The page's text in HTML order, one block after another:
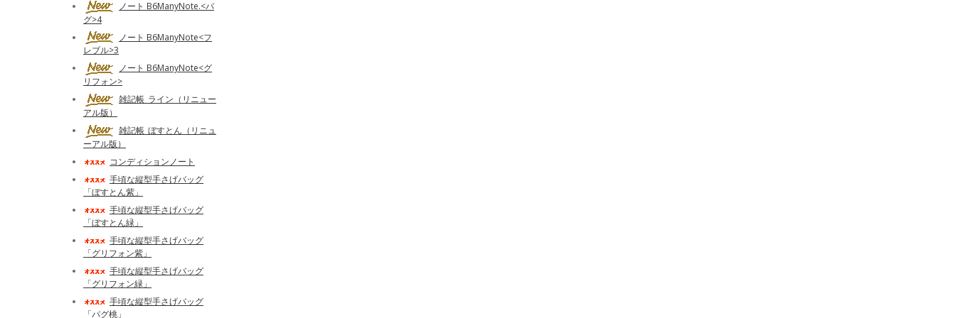
ノート B6ManyNote.<パ
グ>4
ノート B6ManyNote<フ
レブル>3
ノート B6ManyNote<グ
リフォン>
雑記帳_ライン（リニュー
アル版）
雑記帳_ぼすとん（リニュ
ーアル版）
コンディションノート
手頃な縦型手さげバッグ
「ぼすとん紫」
手頃な縦型手さげバッグ
「ぼすとん緑」
手頃な縦型手さげバッグ
「グリフォン紫」
手頃な縦型手さげバッグ
「グリフォン緑」
手頃な縦型手さげバッグ
「パグ桃」